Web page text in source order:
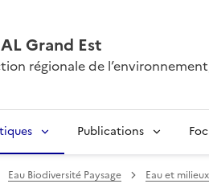
Grand Est
régionale de
Publications
Eau Biodiversité Paysage Eau et